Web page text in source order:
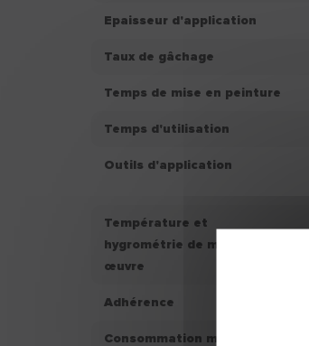
Epaisseur d'application
Taux de gâchage
Temps de mise en peinture
Temps d'utilisation
Outils d'application
Température et
hygrométrie de mise en
œuvre
Adhérence
Consommation moyenne